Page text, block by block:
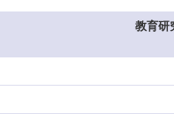
教育研